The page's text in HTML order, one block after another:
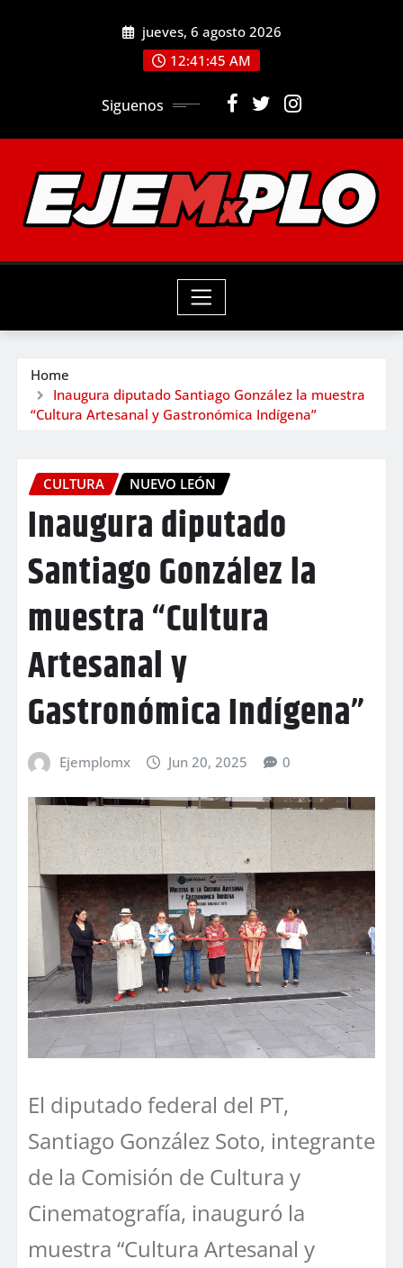
jueves, 6 agosto 2026
12:41:47 AM
Siguenos
Home
Inaugura diputado Santiago González la muestra
“Cultura Artesanal y Gastronómica Indígena”
CULTURA NUEVO LEÓN
Inaugura diputado
Santiago González la
muestra “Cultura
Artesanal y
Gastronómica Indígena”
Ejemplomx Jun 20, 2025 0
El diputado federal del PT,
Santiago González Soto, integrante
de la Comisión de Cultura y
Cinematografía, inauguró la
muestra “Cultura Artesanal y